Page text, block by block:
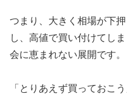
つまり、大きく相場が下
し、高値で買い付けてし
会に恵まれない展開です。
「とりあえず買っておこ